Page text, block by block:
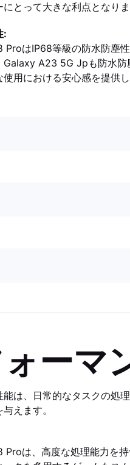
とって大きな利点となりま
:
はIP68等級の防水防塵
Galaxy A23 5G Jpも防水
使用における安心感を提供
ーマ
能は、日常的なタスクの処
えます。
は、高度な処理能力を